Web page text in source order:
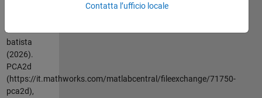
batista
(2026).
PCA2d
(https://it.mathworks.com/matlabcentral/fileexchange/71750-
pca2d),
Contatta l’ufficio locale